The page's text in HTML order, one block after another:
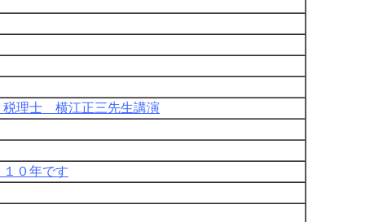
理士 横江正三先生講演
０年です